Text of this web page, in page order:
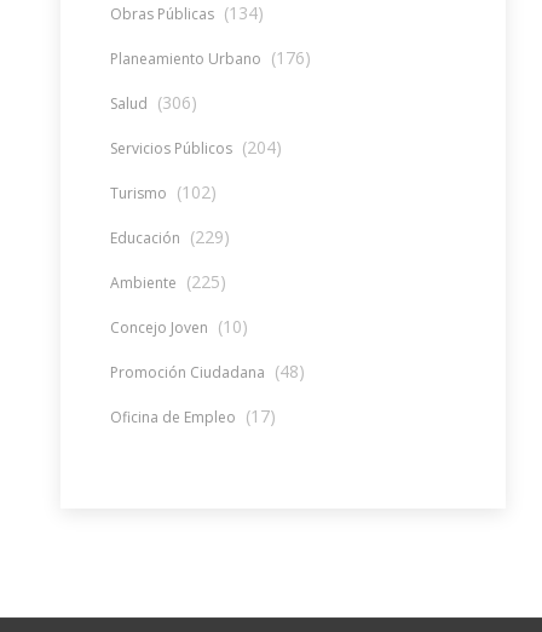
Obras Públicas (134)
Planeamiento Urbano (176)
Salud (306)
Servicios Públicos (204)
Turismo (102)
Educación (229)
Ambiente (225)
Concejo Joven (10)
Promoción Ciudadana (48)
Oficina de Empleo (17)